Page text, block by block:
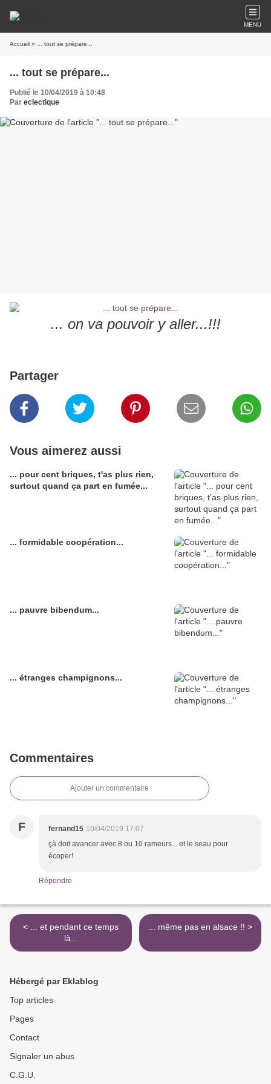
MENU
Accueil » ... tout se prépare...
... tout se prépare...
Publié le 10/04/2019 à 10:48
Par eclectique
... on va pouvoir y aller...!!!
Partager
Vous aimerez aussi
... pour cent briques, t'as plus rien,
surtout quand ça part en fumée...
... formidable coopération...
... pauvre bibendum...
... étranges champignons...
Commentaires
Ajouter un commentaire
F fernand15 10/04/2019 17:07
çà doit avancer avec 8 ou 10 rameurs... et le seau pour
écoper!
Répondre
< ... et pendant ce temps
là...
... même pas en alsace !! >
Hébergé par Eklablog
Top articles
Pages
Contact
Signaler un abus
C.G.U.